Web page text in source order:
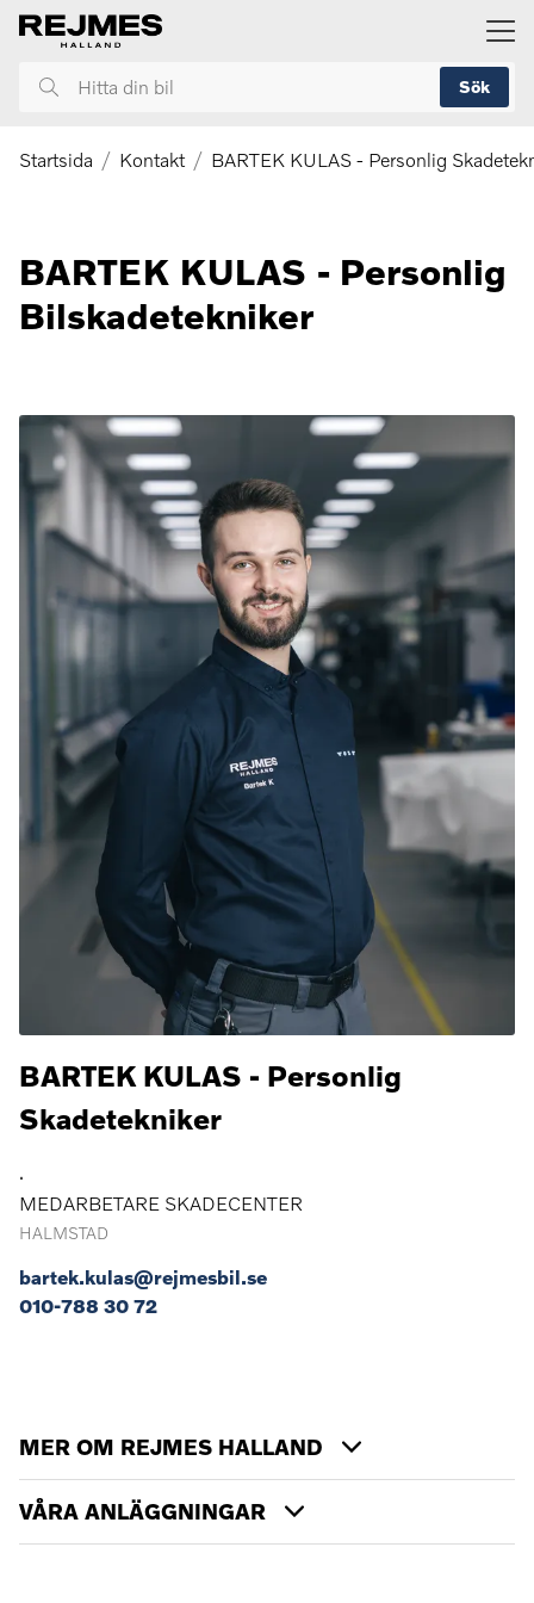
huvudinnehållet
Hitta
bil
Sök
Startsida Kontakt BARTEK KULAS - Personlig
BARTEK KULAS - Personlig
Bilskadetekniker
BARTEK KULAS - Personlig
Skadetekniker
.
MEDARBETARE SKADECENTER
HALMSTAD
bartek.kulas@rejmesbil.se
⁨010-788 30 72⁩
MER OM REJMES HALLAND
VÅRA ANLÄGGNINGAR